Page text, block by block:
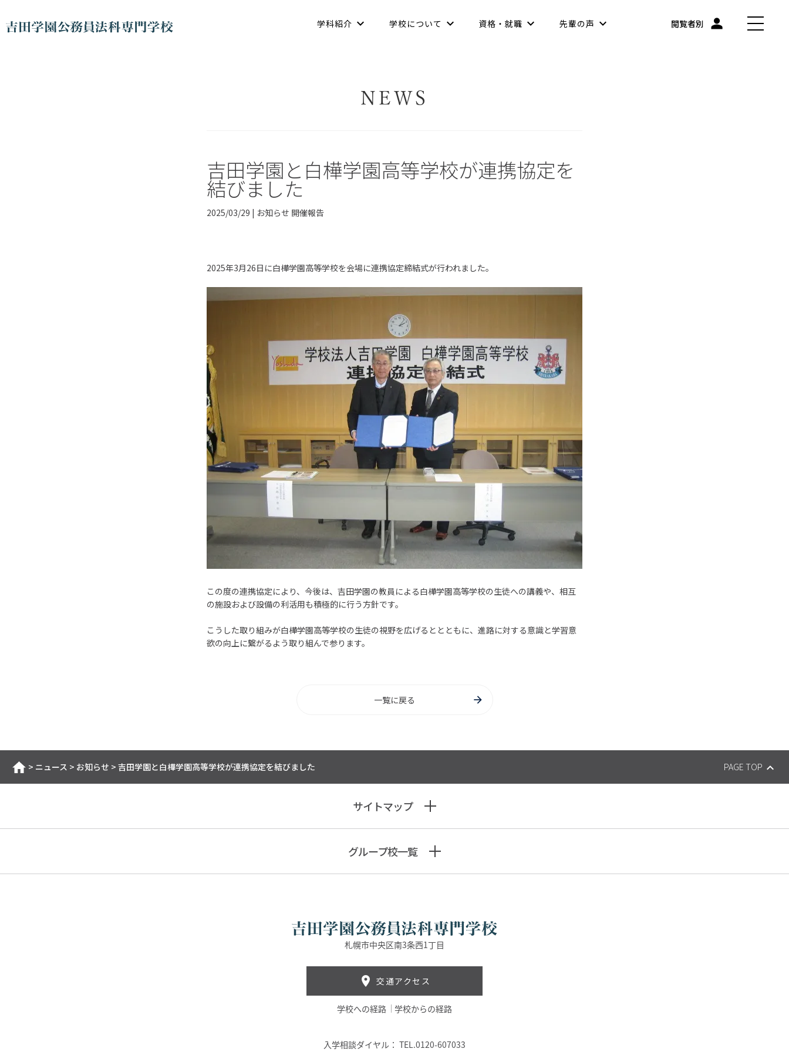
学科紹介 学校について 資格・就職 先輩の声 閲覧者別
NEWS
吉田学園と白樺学園高等学校が連携協定を
結びました
2025/03/29 | お知らせ 開催報告
2025年3月26日に白樺学園高等学校を会場に連携協定締結式が行われました。
この度の連携協定により、今後は、吉田学園の教員による白樺学園高等学校の生徒への講義や、相互
の施設および設備の利活用も積極的に行う方針です。
こうした取り組みが白樺学園高等学校の生徒の視野を広げるととともに、進路に対する意識と学習意
欲の向上に繋がるよう取り組んで参ります。
一覧に戻る
ホーム
> ニュース > お知らせ > 吉田学園と白樺学園高等学校が連携協定を結びました PAGE TOP
サイトマップ
グループ校一覧
札幌市中央区南3条西1丁目
交通アクセス
学校への経路 学校からの経路
入学相談ダイヤル： TEL.0120-607033